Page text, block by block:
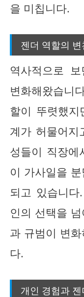
을 미칩니다.
젠더 역할의
역사적으로
변화해왔습니
할이 뚜렷했
계가 허물어지
성들이 직장에
이 가사일을
되고 있습니
인의 선택을
과 규범이 변
다.
개인 경험과 젠